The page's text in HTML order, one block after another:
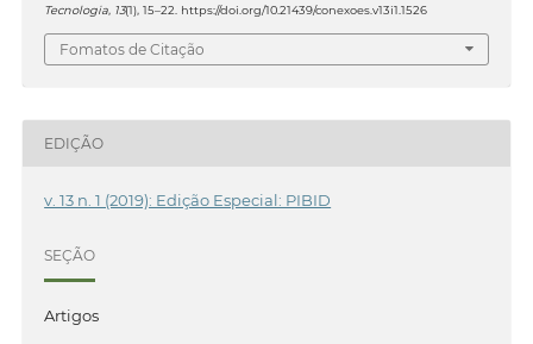
Tecnologia, 13(1), 15–22. https://doi.org/10.21439/conexoes.v13i1.1526
Fomatos de Citação
EDIÇÃO
v. 13 n. 1 (2019): Edição Especial: PIBID
SEÇÃO
Artigos